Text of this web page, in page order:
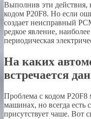
Выполнив эти действия,
кодом P20F8. Но если
создает неисправный
редкое явление,
периодическая
На каких
встречается
Проблема с кодом P20F8
машинах, но всегда есть
присутствует чаше. Вот